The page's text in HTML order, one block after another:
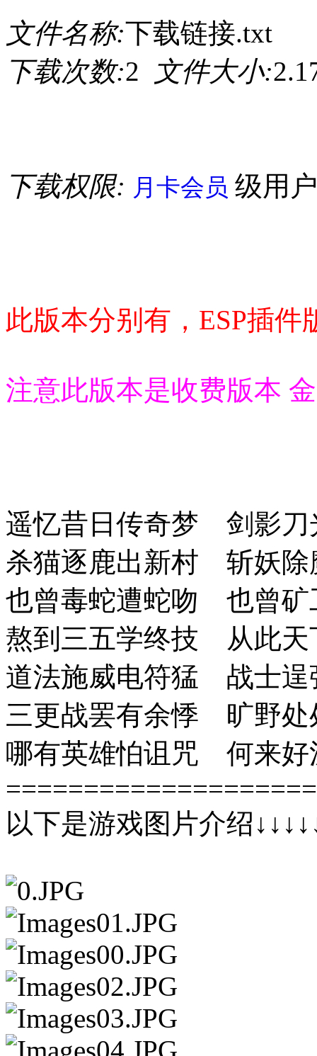
文件名称:下载链接.txt
下载次数:2 文件大小:
下载权限: 月卡会员 级用
此版本分别有，ESP插
注意此版本是收费版本
遥忆昔日传奇梦 剑影
杀猫逐鹿出新村 斩妖
也曾毒蛇遭蛇吻 也曾
熬到三五学终技 从此
道法施威电符猛 战士
三更战罢有余悸 旷野
哪有英雄怕诅咒 何来
以下是游戏图片介绍